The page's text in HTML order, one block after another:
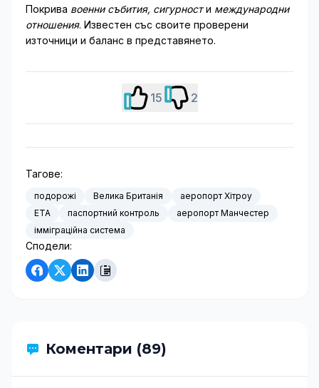
Покрива военни събития, сигурности международни
отношения. Известен със своите проверени
източници и баланс в представянето.
15 2
Тагове:
подорожі Велика Британія
аеропорт Хітроу
ETA
паспортний контроль
аеропорт Манчестер
імміграційна система
Сподели:
Коментари (89)